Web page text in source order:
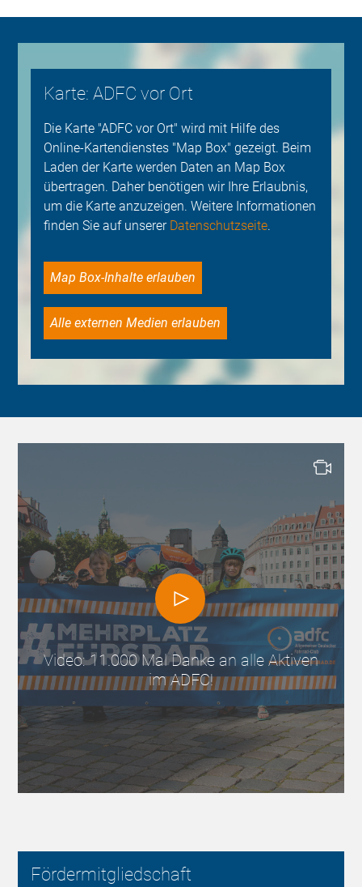
Karte: ADFC vor Ort
Die Karte "ADFC vor Ort" wird mit Hilfe des
Online-Kartendienstes "Map Box" gezeigt. Beim
Laden der Karte werden Daten an Map Box
übertragen. Daher benötigen wir Ihre Erlaubnis,
um die Karte anzuzeigen. Weitere Informationen
finden Sie auf unserer Datenschutzseite.
Map Box-Inhalte erlauben
Alle externen Medien erlauben
Video: 11.000 Mal Danke an alle Aktiven
im ADFC!
Fördermitgliedschaft